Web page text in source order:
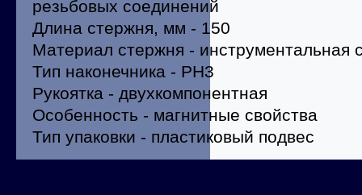
резьбовых соединений
Длина стержня, мм - 150
Материал стержня - инструментальная
Тип наконечника - PH3
Рукоятка - двухкомпонентная
Особенность - магнитные свойства
Тип упаковки - пластиковый подвес